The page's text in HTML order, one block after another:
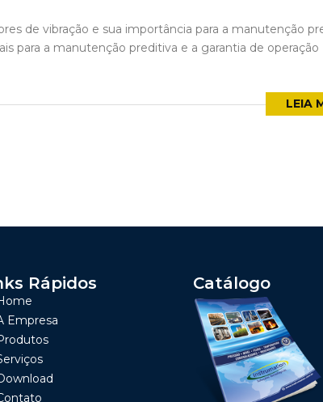
de vibração e sua importância para a manutenção
para a manutenção preditiva e a garantia de operação
LEIA
Rápidos
Empresa
Catálogo